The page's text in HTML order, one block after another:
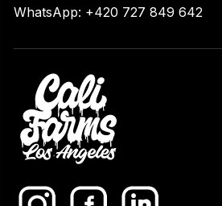
WhatsApp: +420 727 849 642